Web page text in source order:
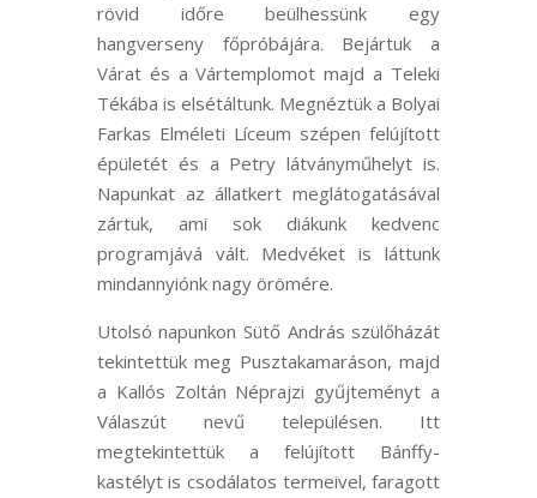
rövid időre beülhessünk egy
hangverseny főpróbájára. Bejártuk a
Várat és a Vártemplomot majd a Teleki
Tékába is elsétáltunk. Megnéztük a Bolyai
Farkas Elméleti Líceum szépen felújított
épületét és a Petry látványműhelyt is.
Napunkat az állatkert meglátogatásával
zártuk, ami sok diákunk kedvenc
programjává vált. Medvéket is láttunk
mindannyiónk nagy örömére.
Utolsó napunkon Sütő András szülőházát
tekintettük meg Pusztakamaráson, majd
a Kallós Zoltán Néprajzi gyűjteményt a
Válaszút nevű településen. Itt
megtekintettük a felújított Bánffy-
kastélyt is csodálatos termeivel, faragott